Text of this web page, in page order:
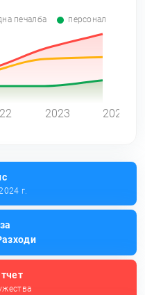
печалба персонал
2023 2024
г.